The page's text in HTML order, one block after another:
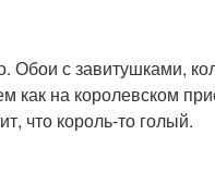
Обои с завитушками,
как на королевском
что король-то голый.